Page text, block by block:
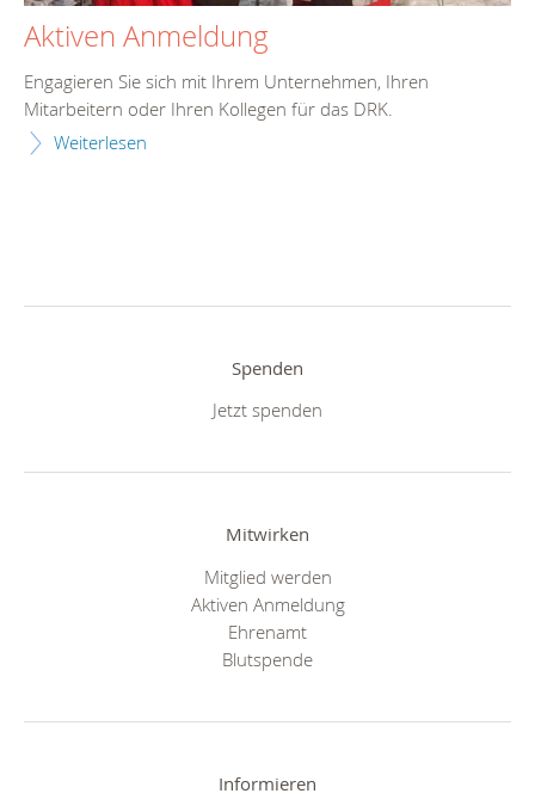
Aktiven Anmeldung
Engagieren Sie sich mit Ihrem Unternehmen, Ihren
Mitarbeitern oder Ihren Kollegen für das DRK.
Weiterlesen
Spenden
Jetzt spenden
Mitwirken
Mitglied werden
Aktiven Anmeldung
Ehrenamt
Blutspende
Informieren